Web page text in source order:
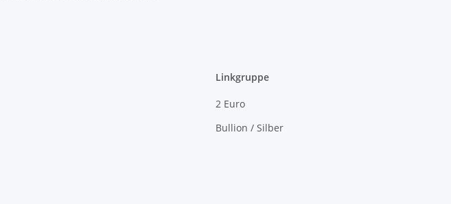
Linkgruppe
2 Euro
Bullion / Silber